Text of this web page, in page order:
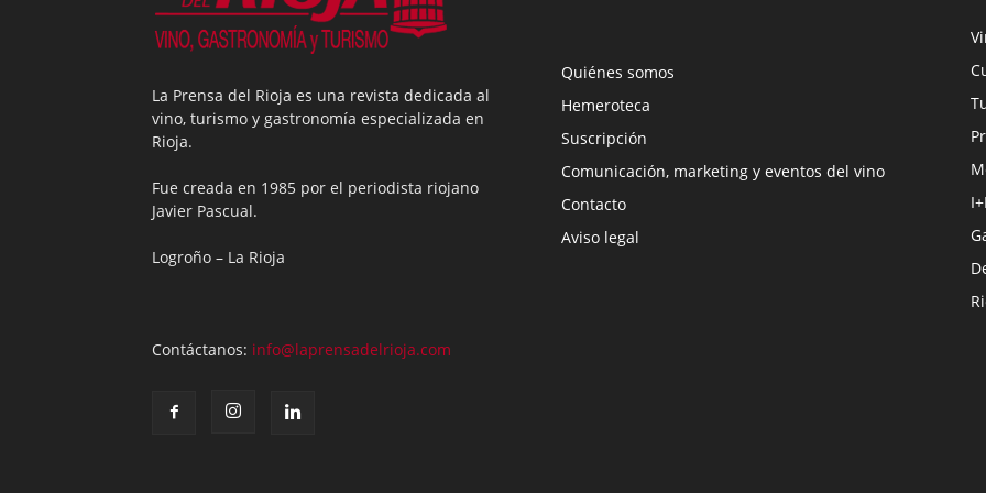
La Prensa del Rioja es una revista dedicada al
vino, turismo y gastronomía especializada en
Rioja.
Fue creada en 1985 por el periodista riojano
Javier Pascual.
Logroño – La Rioja
Contáctanos: info@laprensadelrioja.com
Quiénes somos
Hemeroteca
Suscripción
Comunicación, marketing y eventos del vino
Contacto
Aviso legal